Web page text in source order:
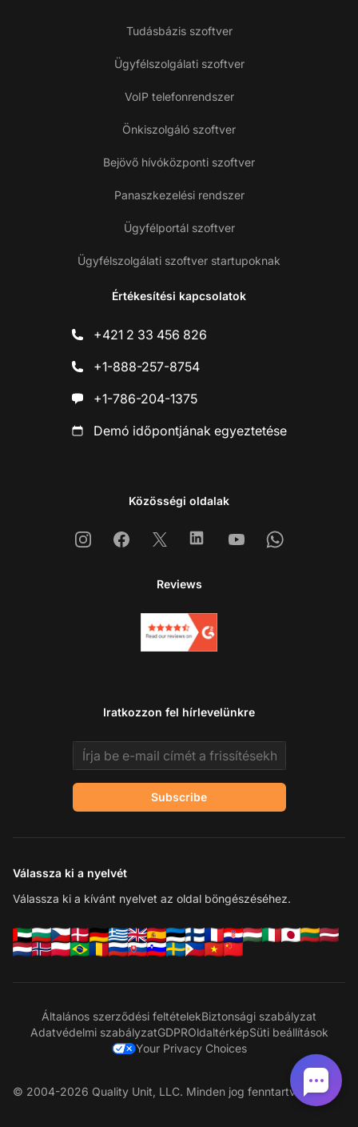
Tudásbázis szoftver
Ügyfélszolgálati szoftver
VoIP telefonrendszer
Önkiszolgáló szoftver
Bejövő hívóközponti szoftver
Panaszkezelési rendszer
Ügyfélportál szoftver
Ügyfélszolgálati szoftver startupoknak
Értékesítési kapcsolatok
+421 2 33 456 826
+1-888-257-8754
+1-786-204-1375
Demó időpontjának egyeztetése
Közösségi oldalak
InstagramFacebook
X LinkedinYoutubeWhatsapp
Reviews
Iratkozzon fel hírlevelünkre
Email address
Subscribe
Válassza ki a nyelvét
Válassza ki a kívánt nyelvet az oldal böngészéséhez.
Általános szerződési feltételekBiztonsági szabályzat
Adatvédelmi szabályzatGDPROldaltérképSüti beállítások
Your Privacy Choices
© 2004-2026 Quality Unit, LLC. Minden jog fenntartva.